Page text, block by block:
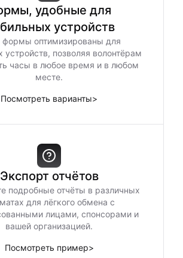
удобные для
устройств
оптимизированы для
устройств, позволяя волонтёрам
часы в любое время и в любом
месте.
Посмотреть варианты>
Экспорт отчётов
подробные отчёты в различных
для лёгкого обмена с
лицами, спонсорами и
вашей организацией.
Посмотреть пример>